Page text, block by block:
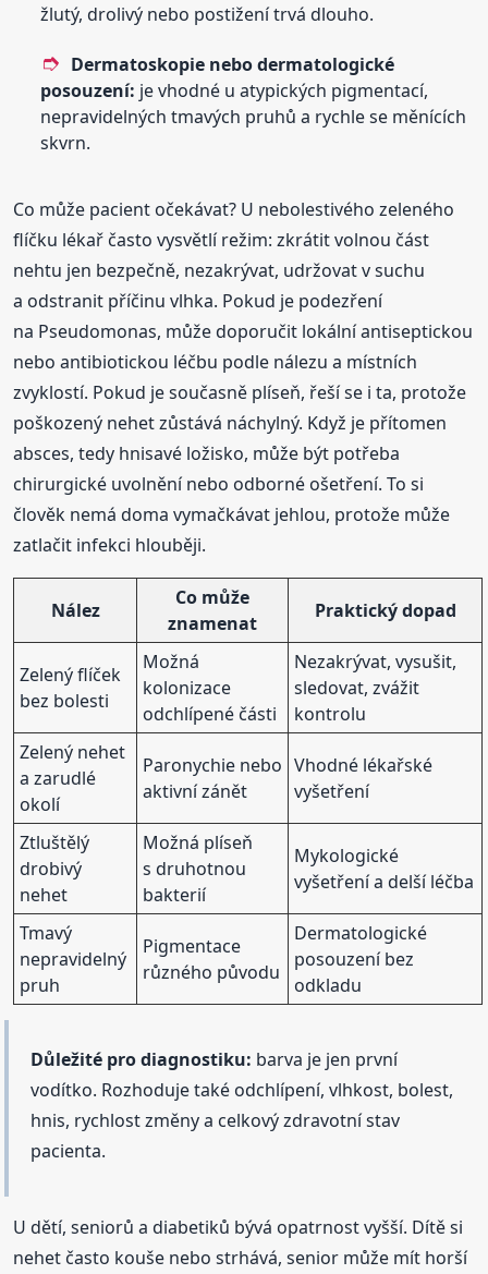
žlutý, drolivý nebo postižení trvá dlouho.
Dermatoskopie nebo dermatologické
posouzení: je vhodné u atypických pigmentací,
nepravidelných tmavých pruhů a rychle se měnících
skvrn.
Co může pacient očekávat? U nebolestivého zeleného
flíčku lékař často vysvětlí režim: zkrátit volnou část
nehtu jen bezpečně, nezakrývat, udržovat v suchu
a odstranit příčinu vlhka. Pokud je podezření
na Pseudomonas, může doporučit lokální antiseptickou
nebo antibiotickou léčbu podle nálezu a místních
zvyklostí. Pokud je současně plíseň, řeší se i ta, protože
poškozený nehet zůstává náchylný. Když je přítomen
absces, tedy hnisavé ložisko, může být potřeba
chirurgické uvolnění nebo odborné ošetření. To si
člověk nemá doma vymačkávat jehlou, protože může
zatlačit infekci hlouběji.
Nález
Co může
znamenat
Praktický dopad
Zelený flíček
bez bolesti
Možná
kolonizace
odchlípené části
Nezakrývat, vysušit,
sledovat, zvážit
kontrolu
Zelený nehet
a zarudlé
okolí
Paronychie nebo
aktivní zánět
Vhodné lékařské
vyšetření
Ztluštělý
drobivý
nehet
Možná plíseň
s druhotnou
bakterií
Mykologické
vyšetření a delší léčba
Tmavý
nepravidelný
pruh
Pigmentace
různého původu
Dermatologické
posouzení bez
odkladu
Důležité pro diagnostiku: barva je jen první
vodítko. Rozhoduje také odchlípení, vlhkost, bolest,
hnis, rychlost změny a celkový zdravotní stav
pacienta.
U dětí, seniorů a diabetiků bývá opatrnost vyšší. Dítě si
nehet často kouše nebo strhává, senior může mít horší